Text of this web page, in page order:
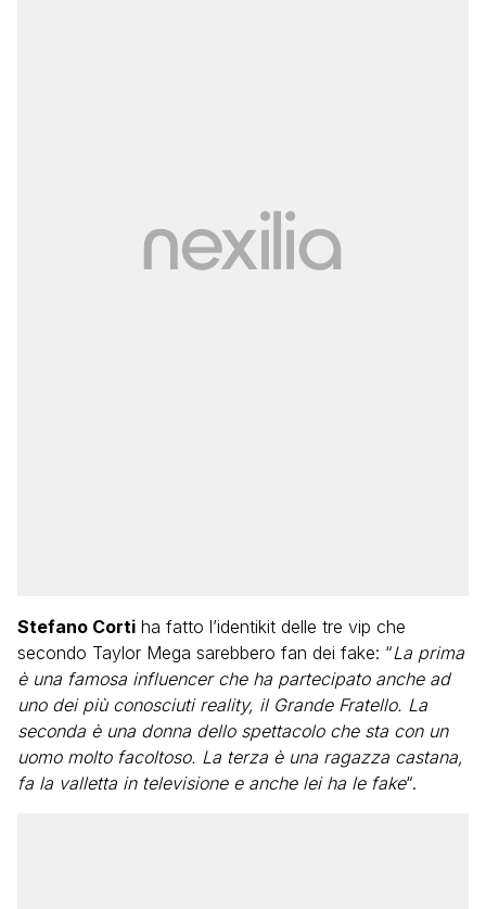
Stefano Corti ha fatto l’identikit delle tre vip che
secondo Taylor Mega sarebbero fan dei fake: “La prima
è una famosa influencer che ha partecipato anche ad
uno dei più conosciuti reality, il Grande Fratello. La
seconda è una donna dello spettacolo che sta con un
uomo molto facoltoso. La terza è una ragazza castana,
fa la valletta in televisione e anche lei ha le fake“.